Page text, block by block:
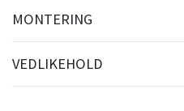
MONTERING
VEDLIKEHOLD